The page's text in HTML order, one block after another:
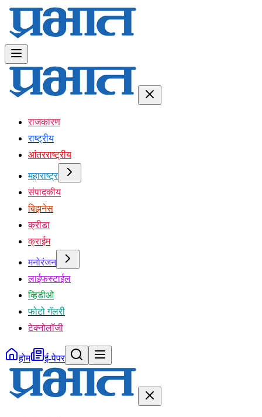
राजकारण
राष्ट्रीय
आंतरराष्ट्रीय
महाराष्ट्र
संपादकीय
बिझनेस
क्रीडा
क्राईम
मनोरंजन
लाईफस्टाईल
व्हिडीओ
फोटो गॅलरी
टेक्नोलॉजी
होम ई-पेपर